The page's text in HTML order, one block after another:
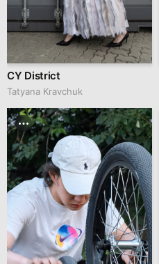
CY District
Tatyana Kravchuk